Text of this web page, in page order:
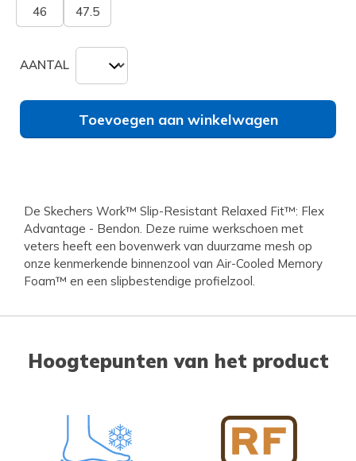
46 47.5
AANTAL
Toevoegen aan winkelwagen
De Skechers Work™ Slip-Resistant Relaxed Fit™: Flex
Advantage - Bendon. Deze ruime werkschoen met
veters heeft een bovenwerk van duurzame mesh op
onze kenmerkende binnenzool van Air-Cooled Memory
Foam™ en een slipbestendige profielzool.
Hoogtepunten van het product